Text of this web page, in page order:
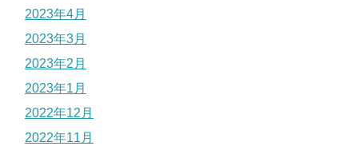
2023年4月
2023年3月
2023年2月
2023年1月
2022年12月
2022年11月